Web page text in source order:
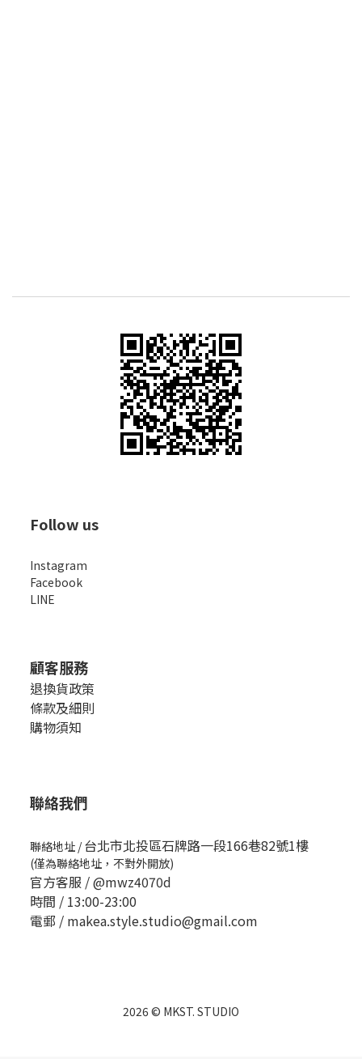
Follow us
Instagram
Facebook
LINE
顧客服務
退換貨政策
條款及細則
購物須知
聯絡我們
聯絡地址 /台北市北投區石牌路一段166巷82號1樓
(僅為聯絡地址，不對外開放)
官方客服 /@mwz4070d
時間 / 13:00-23:00
電郵 / makea.style.studio@gmail.com
2026 © MKST. STUDIO